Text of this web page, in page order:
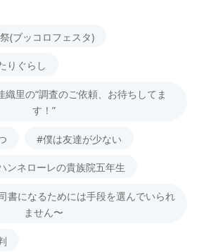
(ブッコロフェスタ)
りぐらし
里の“調査のご依頼、お待ちしてま
す！”
#僕は友達が少ない
ネローレの貴族院五年生
書になるためには手段を選んでいられ
ません〜